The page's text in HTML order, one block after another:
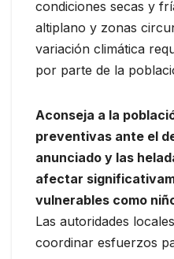
condiciones secas y
altiplano y zonas
variación climática
por parte de la
Aconseja a la
preventivas ante el
anunciado y las
afectar
vulnerables como
Las autoridades
coordinar esfuerzos